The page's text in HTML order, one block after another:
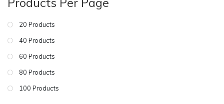
20 Products
40 Products
60 Products
80 Products
100 Products